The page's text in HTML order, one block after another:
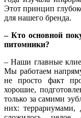
Этот принцип
для нашего бренда.
– Кто основной
питомники?
– Наши главные
Мы работаем
не просто факт
хорошие,
только за самими
них: